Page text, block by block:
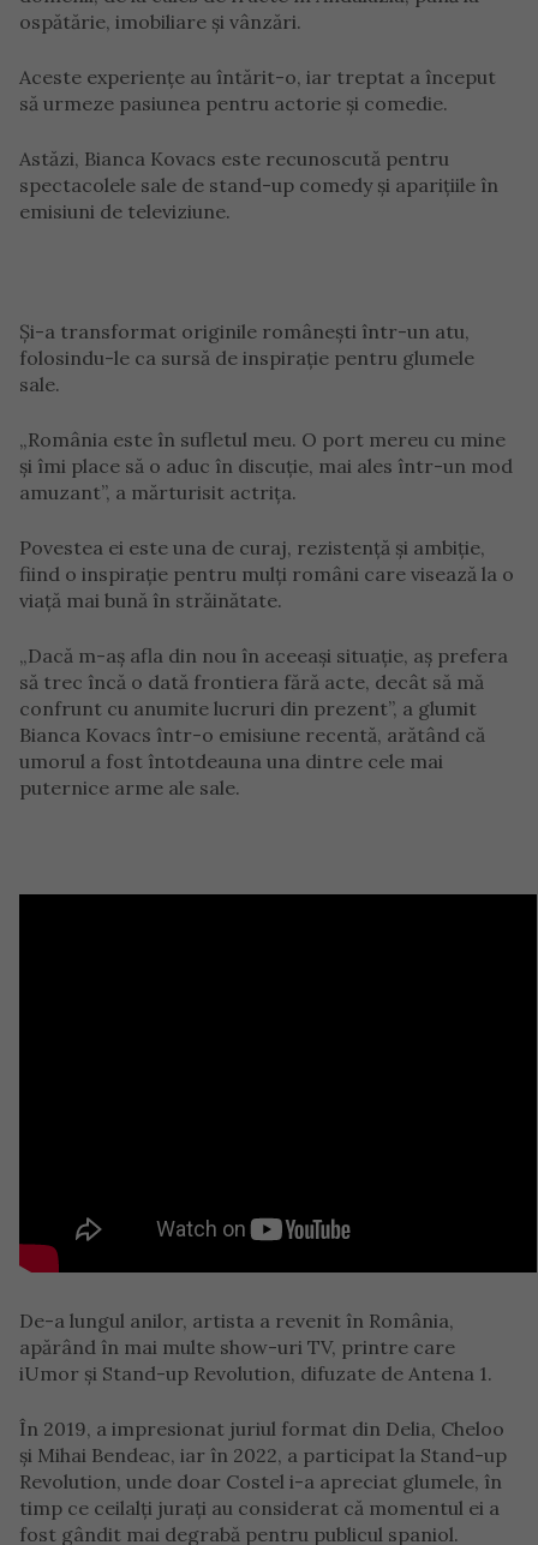
ospătărie, imobiliare și vânzări.
Aceste experiențe au întărit-o, iar treptat a început
să urmeze pasiunea pentru actorie și comedie.
Astăzi, Bianca Kovacs este recunoscută pentru
spectacolele sale de stand-up comedy și aparițiile în
emisiuni de televiziune.
Și-a transformat originile românești într-un atu,
folosindu-le ca sursă de inspirație pentru glumele
sale.
„România este în sufletul meu. O port mereu cu mine
și îmi place să o aduc în discuție, mai ales într-un mod
amuzant”, a mărturisit actrița.
Povestea ei este una de curaj, rezistență și ambiție,
fiind o inspirație pentru mulți români care visează la o
viață mai bună în străinătate.
„Dacă m-aș afla din nou în aceeași situație, aș prefera
să trec încă o dată frontiera fără acte, decât să mă
confrunt cu anumite lucruri din prezent”, a glumit
Bianca Kovacs într-o emisiune recentă, arătând că
umorul a fost întotdeauna una dintre cele mai
puternice arme ale sale.
De-a lungul anilor, artista a revenit în România,
apărând în mai multe show-uri TV, printre care
iUmor și Stand-up Revolution, difuzate de Antena 1.
În 2019, a impresionat juriul format din Delia, Cheloo
și Mihai Bendeac, iar în 2022, a participat la Stand-up
Revolution, unde doar Costel i-a apreciat glumele, în
timp ce ceilalți jurați au considerat că momentul ei a
fost gândit mai degrabă pentru publicul spaniol.